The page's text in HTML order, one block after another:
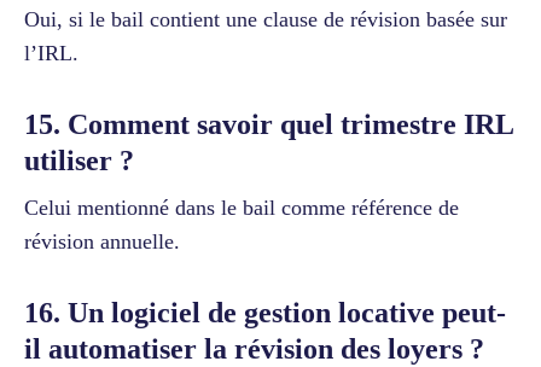
Oui, si le bail contient une clause de révision basée sur
l’IRL.
15. Comment savoir quel trimestre IRL
utiliser ?
Celui mentionné dans le bail comme référence de
révision annuelle.
16. Un logiciel de gestion locative peut-
il automatiser la révision des loyers ?